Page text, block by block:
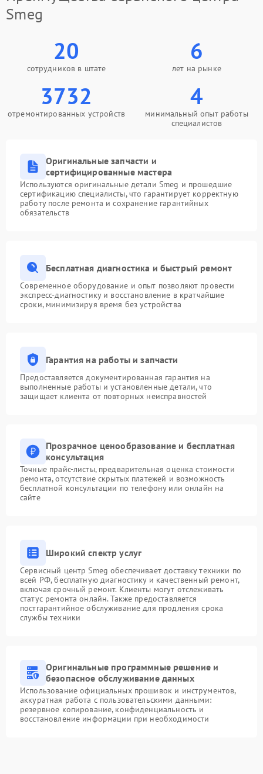
Smeg
20
сотрудников в штате
6
лет на рынке
3732
отремонтированных устройств
4
минимальный опыт работы
специалистов
Оригинальные запчасти и
сертифицированные мастера
Используются оригинальные детали Smeg и прошедшие
сертификацию специалисты, что гарантирует корректную
работу после ремонта и сохранение гарантийных
обязательств
Бесплатная диагностика и быстрый ремонт
Современное оборудование и опыт позволяют провести
экспресс-диагностику и восстановление в кратчайшие
сроки, минимизируя время без устройства
Гарантия на работы и запчасти
Предоставляется документированная гарантия на
выполненные работы и установленные детали, что
защищает клиента от повторных неисправностей
Прозрачное ценообразование и бесплатная
консультация
Точные прайс-листы, предварительная оценка стоимости
ремонта, отсутствие скрытых платежей и возможность
бесплатной консультации по телефону или онлайн на
сайте
Широкий спектр услуг
Сервисный центр Smeg обеспечивает доставку техники по
всей РФ, бесплатную диагностику и качественный ремонт,
включая срочный ремонт. Клиенты могут отслеживать
статус ремонта онлайн. Также предоставляется
постгарантийное обслуживание для продления срока
службы техники
Оригинальные программные решение и
безопасное обслуживание данных
Использование официальных прошивок и инструментов,
аккуратная работа с пользовательскими данными:
резервное копирование, конфиденциальность и
восстановление информации при необходимости